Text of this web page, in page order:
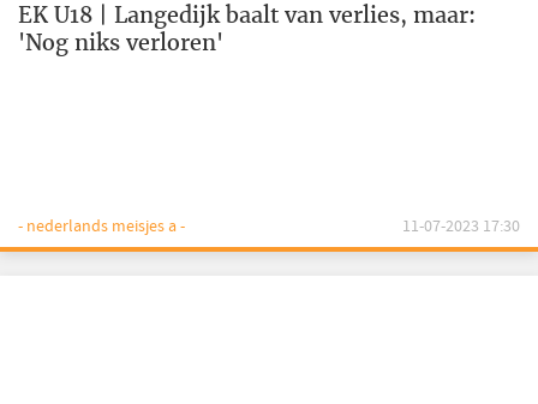
EK U18 | Langedijk baalt van verlies, maar:
'Nog niks verloren'
- nederlands meisjes a - 11-07-2023 17:30